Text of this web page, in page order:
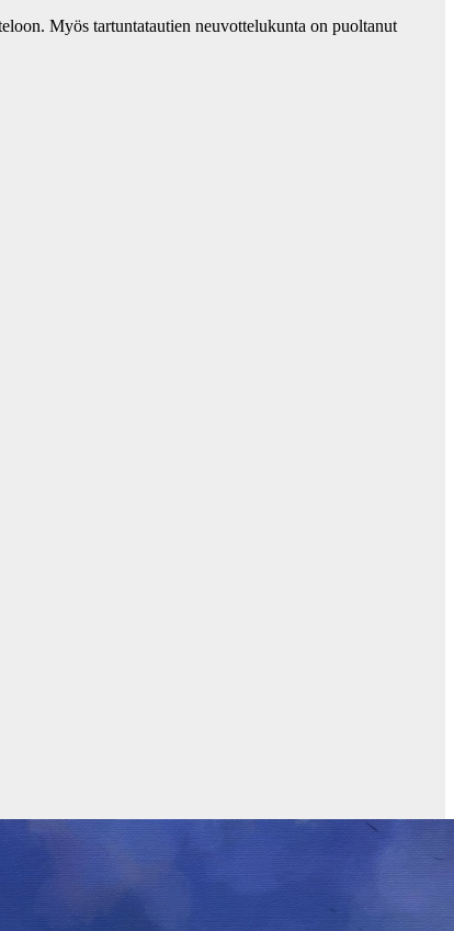
Myös tartuntatautien neuvottelukunta on puoltanut